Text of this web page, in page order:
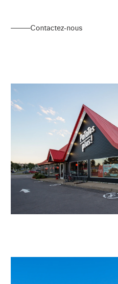
Contactez-nous